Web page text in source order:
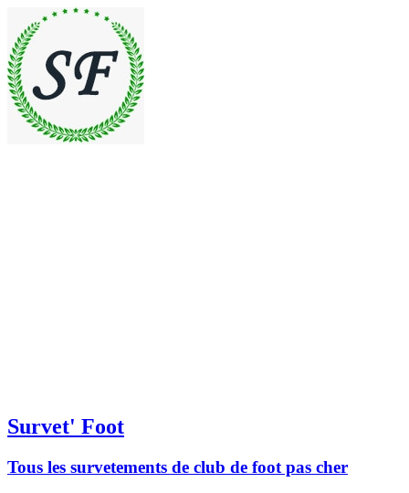
Survet' Foot
Tous les survetements de club de foot pas cher